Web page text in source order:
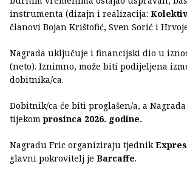
instrumenta (dizajn i realizacija:
članovi Bojan Krištofić, Sven Sorić i
Nagrada uključuje i financijski dio u
(neto). Iznimno, može biti podijeljena
dobitnika/ca.
Dobitnik/ca će biti proglašen/a, a
tijekom prosinca 2026. godine.
Nagradu Fric organiziraju tjednik
glavni pokrovitelj je Barcaffe.